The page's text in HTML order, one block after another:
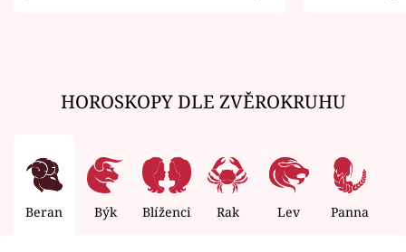
HOROSKOPY DLE ZVĚROKRUHU
Beran Býk Blíženci Rak Lev Panna